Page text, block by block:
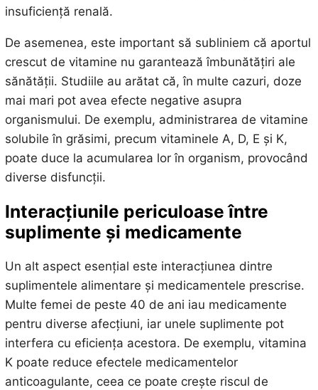
insuficiență renală.
De asemenea, este important să subliniem că aportul
crescut de vitamine nu garantează îmbunătățiri ale
sănătății. Studiile au arătat că, în multe cazuri, doze
mai mari pot avea efecte negative asupra
organismului. De exemplu, administrarea de vitamine
solubile în grăsimi, precum vitaminele A, D, E și K,
poate duce la acumularea lor în organism, provocând
diverse disfuncții.
Interacțiunile periculoase între
suplimente și medicamente
Un alt aspect esențial este interacțiunea dintre
suplimentele alimentare și medicamentele prescrise.
Multe femei de peste 40 de ani iau medicamente
pentru diverse afecțiuni, iar unele suplimente pot
interfera cu eficiența acestora. De exemplu, vitamina
K poate reduce efectele medicamentelor
anticoagulante, ceea ce poate crește riscul de